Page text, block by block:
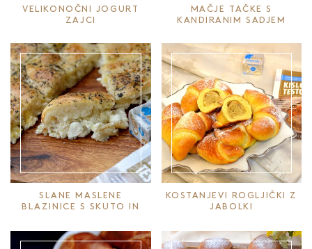
VELIKONOČNI JOGURT
ZAJCI
MAČJE TAČKE S
KANDIRANIM SADJEM
SLANE MASLENE
BLAZINICE S SKUTO IN
KOSTANJEVI ROGLJIČKI Z
JABOLKI